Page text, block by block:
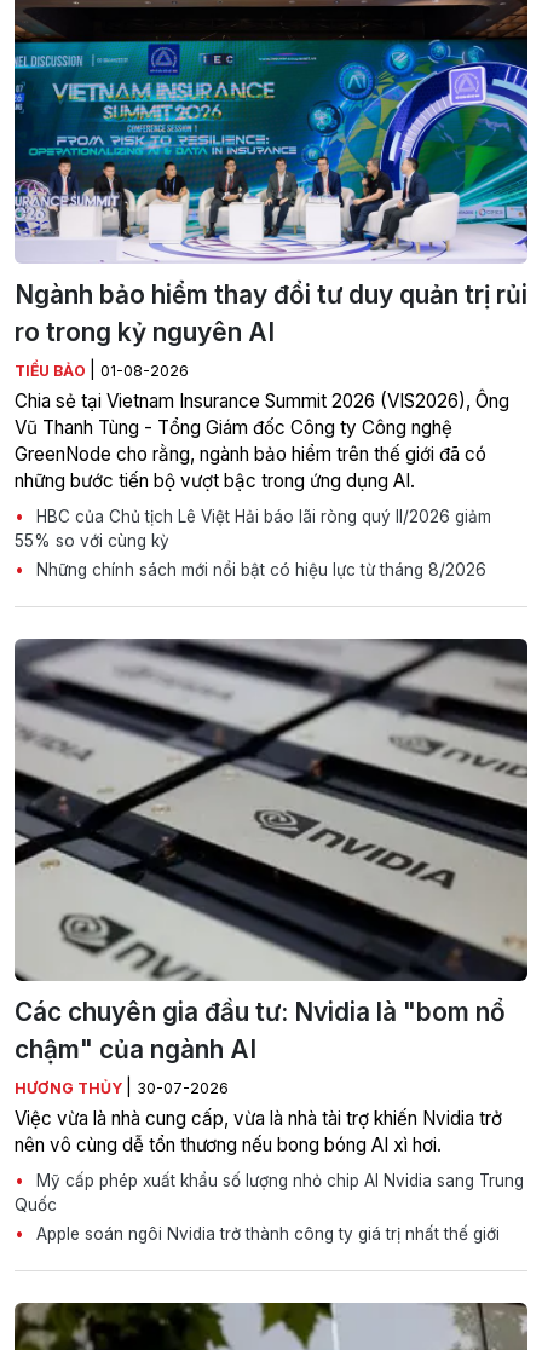
Ngành bảo hiểm thay đổi tư duy quản trị rủi
ro trong kỷ nguyên AI
TIỂU BẢO 01-08-2026
Chia sẻ tại Vietnam Insurance Summit 2026 (VIS2026), Ông
Vũ Thanh Tùng - Tổng Giám đốc Công ty Công nghệ
GreenNode cho rằng, ngành bảo hiểm trên thế giới đã có
những bước tiến bộ vượt bậc trong ứng dụng AI.
HBC của Chủ tịch Lê Việt Hải báo lãi ròng quý II/2026 giảm
55% so với cùng kỳ
Những chính sách mới nổi bật có hiệu lực từ tháng 8/2026
Các chuyên gia đầu tư: Nvidia là "bom nổ
chậm" của ngành AI
HƯƠNG THỦY 30-07-2026
Việc vừa là nhà cung cấp, vừa là nhà tài trợ khiến Nvidia trở
nên vô cùng dễ tổn thương nếu bong bóng AI xì hơi.
Mỹ cấp phép xuất khẩu số lượng nhỏ chip AI Nvidia sang Trung
Quốc
Apple soán ngôi Nvidia trở thành công ty giá trị nhất thế giới